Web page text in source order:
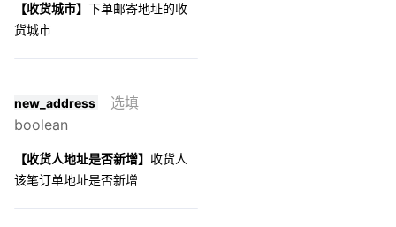
【收货城市】 下单邮寄地址的收
货城市
new_address
选填
boolean
【收货人地址是否新增】 收货人
该笔订单地址是否新增